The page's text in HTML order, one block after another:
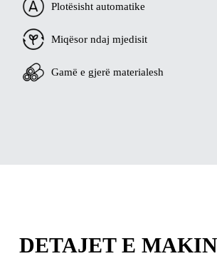
Plotësisht automatike
Miqësor ndaj mjedisit
Gamë e gjerë materialesh
DETAJET E